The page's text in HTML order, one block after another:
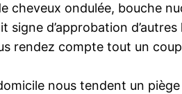
cheveux ondulée, bouche
d’approbation
rendez compte tout un
nous tendent un